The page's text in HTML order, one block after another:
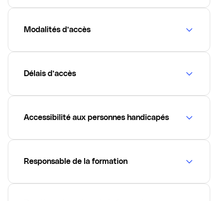
Modalités d’accès
Délais d’accès
Accessibilité aux personnes handicapés
Responsable de la formation